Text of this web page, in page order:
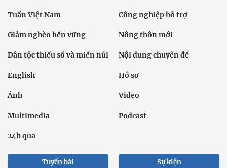
Tuần Việt Nam Công nghiệp hỗ trợ
Giảm nghèo bền vững Nông thôn mới
Dân tộc thiểu số và miền núi Nội dung chuyên đề
English Hồ sơ
Ảnh Video
Multimedia Podcast
24h qua
Tuyến bài Sự kiện